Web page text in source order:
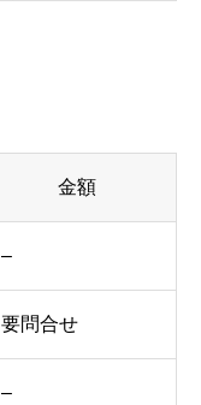
金額
–
要問合せ
–